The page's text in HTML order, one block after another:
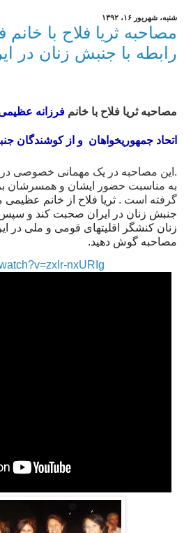
شنبه، شهریور ۱۶، ۱۳۹۲
مصاحبه ثریا فلاح با
رابطه با جنبش زنان در
مصاحبه ثریا فلاح با خانم فرزانه
اتحاد جمهوریخواهان و از کوشندگان
به مناسبت حضور ایشان و همسرشان
گرفته است . ثریا فلاح از خانم عظیمی
جنبش زنان در ایران صحبت کند و سپس
زنان کنشگر اقلیتهای قومی و ملی در
مصاحبه گوش دهید.
nxURIg